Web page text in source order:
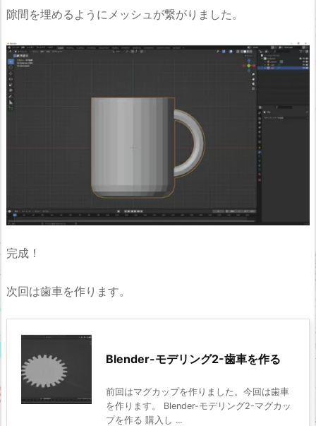
隙間を埋めるようにメッシュが繋がりました。
完成！
次回は歯車を作ります。
Blender-モデリング2-歯車を作る
前回はマグカップを作りました。今回は歯車
を作ります。 Blender-モデリング2-マグカッ
プを作る 購入し ...